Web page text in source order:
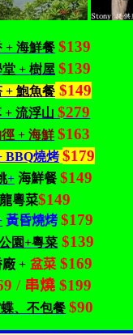
+海鮮餐 $139
堂 +樹屋 $139
+鮑魚餐 $149
+流浮山 $279
徑 +海鮮 $163
BBQ燒烤 $179
+ 海鮮餐 $149
粵菜$149
黃昏燒烤$179
園+粵菜 $139
廠 + 盆菜 $169
/ 串燒 $199
、不包餐 $90